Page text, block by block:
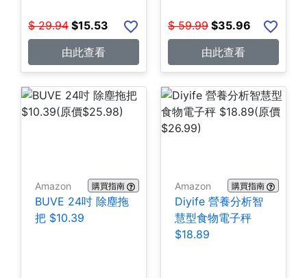
$ 29.94 $15.53
由此查看
$ 59.99 $35.96
由此查看
Amazon 購買指南
BUVE 24吋 除塵拖
把 $10.39
Amazon 購買指南
Diyife 營養分析智
慧型食物電子秤
$18.89